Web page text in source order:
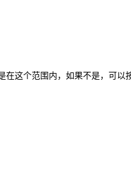
在这个范围内 ， 如果不是，可以